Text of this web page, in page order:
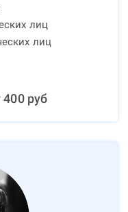
лиц
лиц
400руб